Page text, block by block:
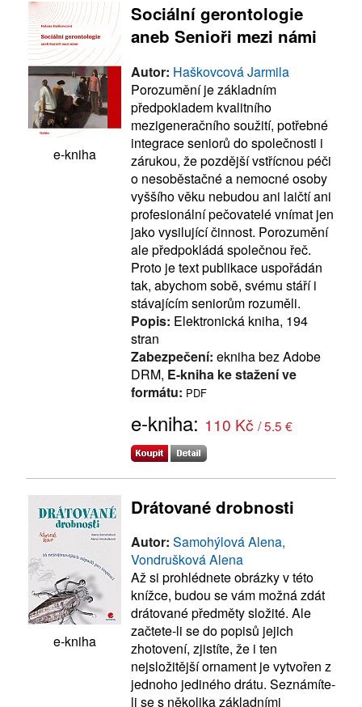
e-kniha
Sociální gerontologie
aneb Senioři mezi námi
Autor: Haškovcová Jarmila
Porozumění je základním
předpokladem kvalitního
mezigeneračního soužití, potřebné
integrace seniorů do společnosti i
zárukou, že pozdější vstřícnou péči
o nesoběstačné a nemocné osoby
vyššího věku nebudou ani laičtí ani
profesionální pečovatelé vnímat jen
jako vysilující činnost. Porozumění
ale předpokládá společnou řeč.
Proto je text publikace uspořádán
tak, abychom sobě, svému stáří i
stávajícím seniorům rozuměli.
Popis: Elektronická kniha, 194
stran
Zabezpečení: ekniha bez Adobe
DRM, E-kniha ke stažení ve
formátu: PDF
e-kniha: 110 Kč / 5.5 €
e-kniha
Drátované drobnosti
Autor: Samohýlová Alena,
Vondrušková Alena
Až si prohlédnete obrázky v této
knížce, budou se vám možná zdát
drátované předměty složité. Ale
začtete-li se do popisů jejich
zhotovení, zjistíte, že i ten
nejsložitější ornament je vytvořen z
jednoho jediného drátu. Seznámíte-
li se s několika základními